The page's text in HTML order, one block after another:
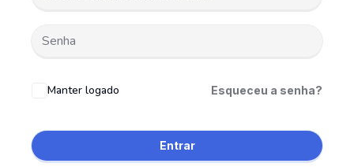
Manter logado Esqueceu a senha?
Entrar